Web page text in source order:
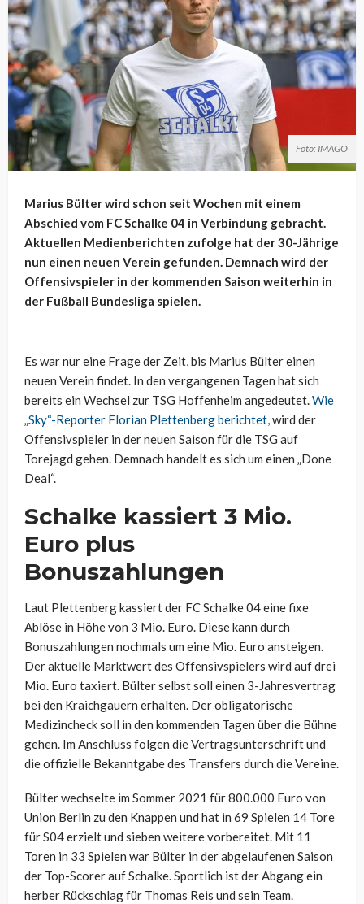
Foto: IMAGO
Marius Bülter wird schon seit Wochen mit einem
Abschied vom FC Schalke 04 in Verbindung gebracht.
Aktuellen Medienberichten zufolge hat der 30-Jährige
nun einen neuen Verein gefunden. Demnach wird der
Offensivspieler in der kommenden Saison weiterhin in
der Fußball Bundesliga spielen.
Es war nur eine Frage der Zeit, bis Marius Bülter einen
neuen Verein findet. In den vergangenen Tagen hat sich
bereits ein Wechsel zur TSG Hoffenheim angedeutet.Wie
„Sky“-Reporter Florian Plettenberg berichtet,wird der
Offensivspieler in der neuen Saison für die TSG auf
Torejagd gehen. Demnach handelt es sich um einen „Done
Deal“.
Schalke kassiert 3 Mio.
Euro plus
Bonuszahlungen
Laut Plettenberg kassiert der FC Schalke 04 eine fixe
Ablöse in Höhe von 3 Mio. Euro. Diese kann durch
Bonuszahlungen nochmals um eine Mio. Euro ansteigen.
Der aktuelle Marktwert des Offensivspielers wird auf drei
Mio. Euro taxiert. Bülter selbst soll einen 3-Jahresvertrag
bei den Kraichgauern erhalten. Der obligatorische
Medizincheck soll in den kommenden Tagen über die Bühne
gehen. Im Anschluss folgen die Vertragsunterschrift und
die offizielle Bekanntgabe des Transfers durch die Vereine.
Bülter wechselte im Sommer 2021 für 800.000 Euro von
Union Berlin zu den Knappen und hat in 69 Spielen 14 Tore
für S04 erzielt und sieben weitere vorbereitet. Mit 11
Toren in 33 Spielen war Bülter in der abgelaufenen Saison
der Top-Scorer auf Schalke. Sportlich ist der Abgang ein
herber Rückschlag für Thomas Reis und sein Team.